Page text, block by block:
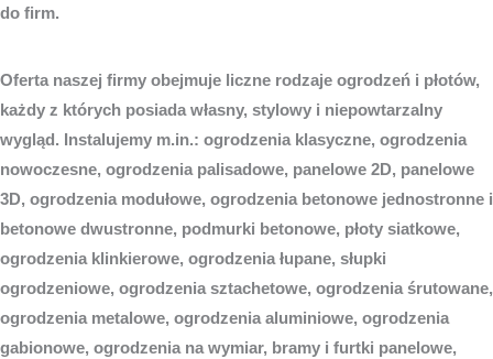
do firm.
Oferta naszej firmy obejmuje liczne rodzaje ogrodzeń i płotów,
każdy z których posiada własny, stylowy i niepowtarzalny
wygląd. Instalujemy m.in.: ogrodzenia klasyczne, ogrodzenia
nowoczesne, ogrodzenia palisadowe, panelowe 2D, panelowe
3D, ogrodzenia modułowe, ogrodzenia betonowe jednostronne i
betonowe dwustronne, podmurki betonowe, płoty siatkowe,
ogrodzenia klinkierowe, ogrodzenia łupane, słupki
ogrodzeniowe, ogrodzenia sztachetowe, ogrodzenia śrutowane,
ogrodzenia metalowe, ogrodzenia aluminiowe, ogrodzenia
gabionowe, ogrodzenia na wymiar, bramy i furtki panelowe,